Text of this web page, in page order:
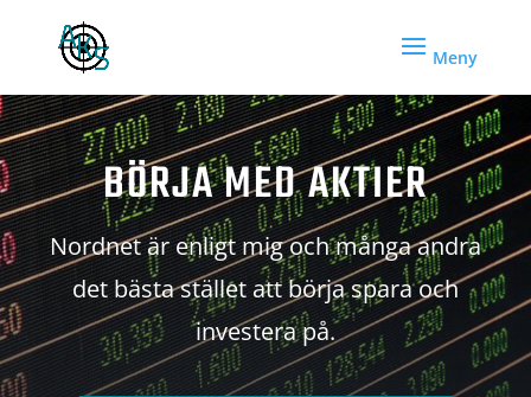
BÖRJA MED AKTIER
Nordnet är enligt mig och många andra
det bästa stället att börja spara och
investera på.